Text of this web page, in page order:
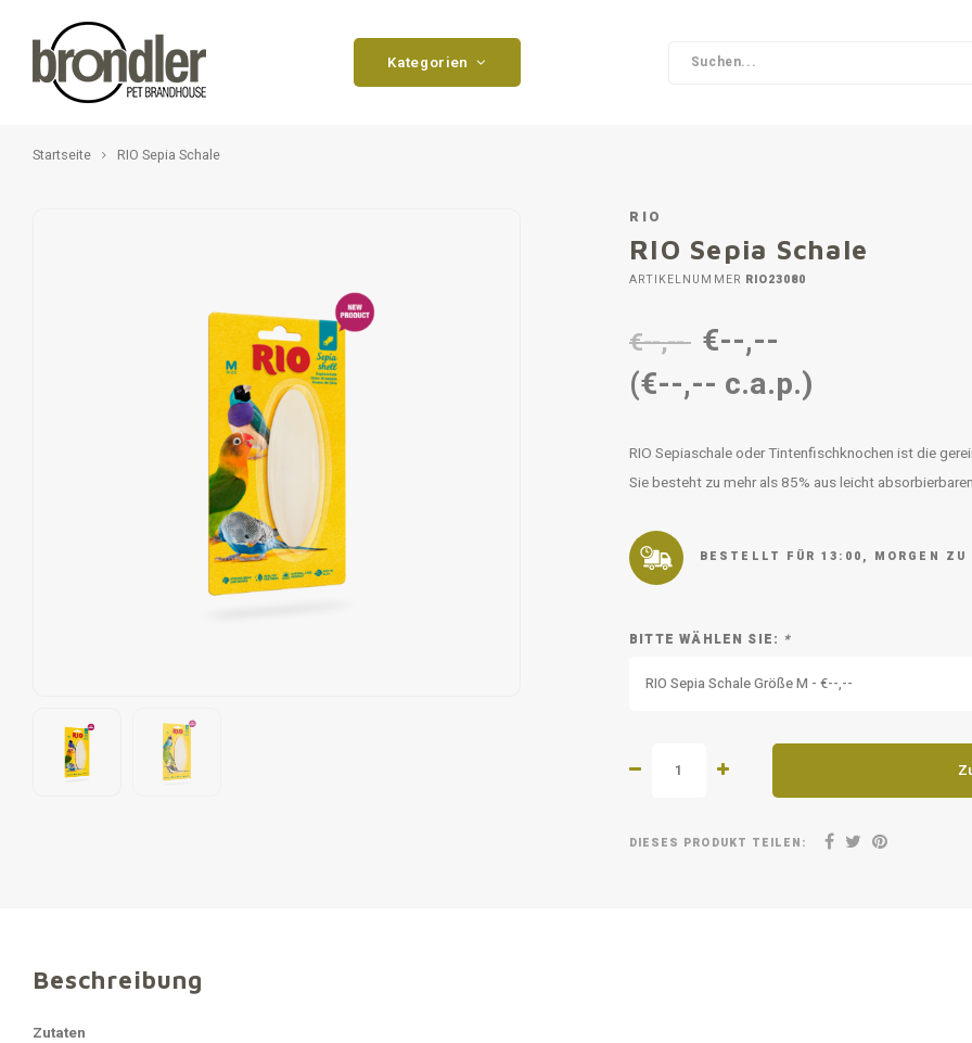
Kategorien
Startseite RIO Sepia Schale
RIO
RIO Sepia Schale
ARTIKELNUMMER RIO23080
€--,-- €--,--
(€--,-- c.a.p.)
RIO Sepiaschale oder Tintenfischknochen ist die
Sie besteht zu mehr als 85% aus leicht
BESTELLT FÜR 13:00, MORGEN ZU
BITTE WÄHLEN SIE: *
RIO Sepia Schale Größe M - €--,--
DIESES PRODUKT TEILEN:
Beschreibung
Zutaten